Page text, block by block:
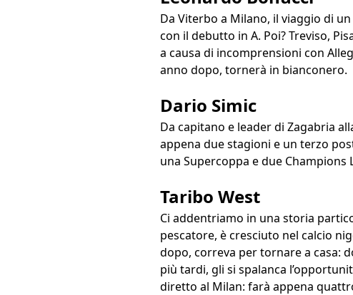
Da Viterbo a Milano, il viaggio di
con il debutto in A. Poi? Treviso,
a causa di incomprensioni con
anno dopo, tornerà in bianconero.
Dario Simic
Da capitano e leader di Zagabria
appena due stagioni e un terzo
una Supercoppa e due Champions
Taribo West
Ci addentriamo in una storia
pescatore, è cresciuto nel calcio
dopo, correva per tornare a casa:
più tardi, gli si spalanca
diretto al Milan: farà appena